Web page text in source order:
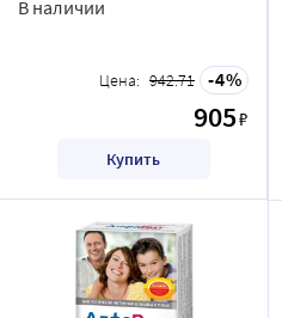
В наличии
Цена: 942.71 4
905₽
Купить